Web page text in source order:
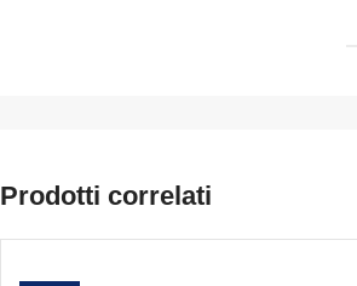
Prodotti correlati